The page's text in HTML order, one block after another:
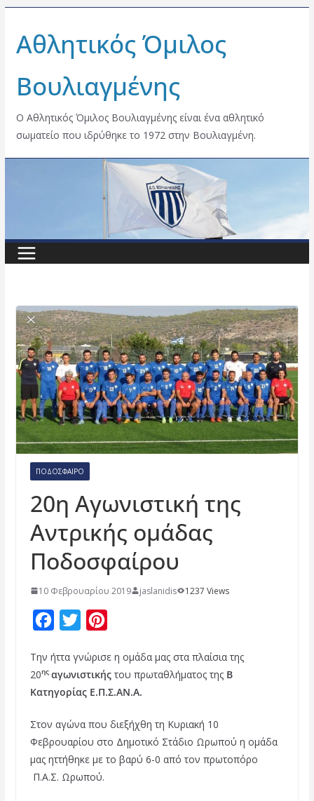
content
Αθλητικός Όμιλος
Βουλιαγμένης
Ο Αθλητικός Όμιλος Βουλιαγμένης είναι ένα αθλητικό
σωματείο που ιδρύθηκε το 1972 στην Βουλιαγμένη.
ΠΟΔΌΣΦΑΙΡΟ
20η Αγωνιστική της
Αντρικής ομάδας
Ποδοσφαίρου
10 Φεβρουαρίου 2019 jaslanidis 1237 Views
c
e
o
o
k
i
t
e
r
n
t
r
e
s
Την ήττα γνώρισε η ομάδα μας στα πλαίσια της
20ης αγωνιστικής του πρωταθλήματος της Β
Κατηγορίας Ε.Π.Σ.ΑΝ.Α.
Στον αγώνα που διεξήχθη τη Κυριακή 10
Φεβρουαρίου στο Δημοτικό Στάδιο Ωρωπού η ομάδα
μας ηττήθηκε με το βαρύ 6-0 από τον πρωτοπόρο
Π.Α.Σ. Ωρωπού.